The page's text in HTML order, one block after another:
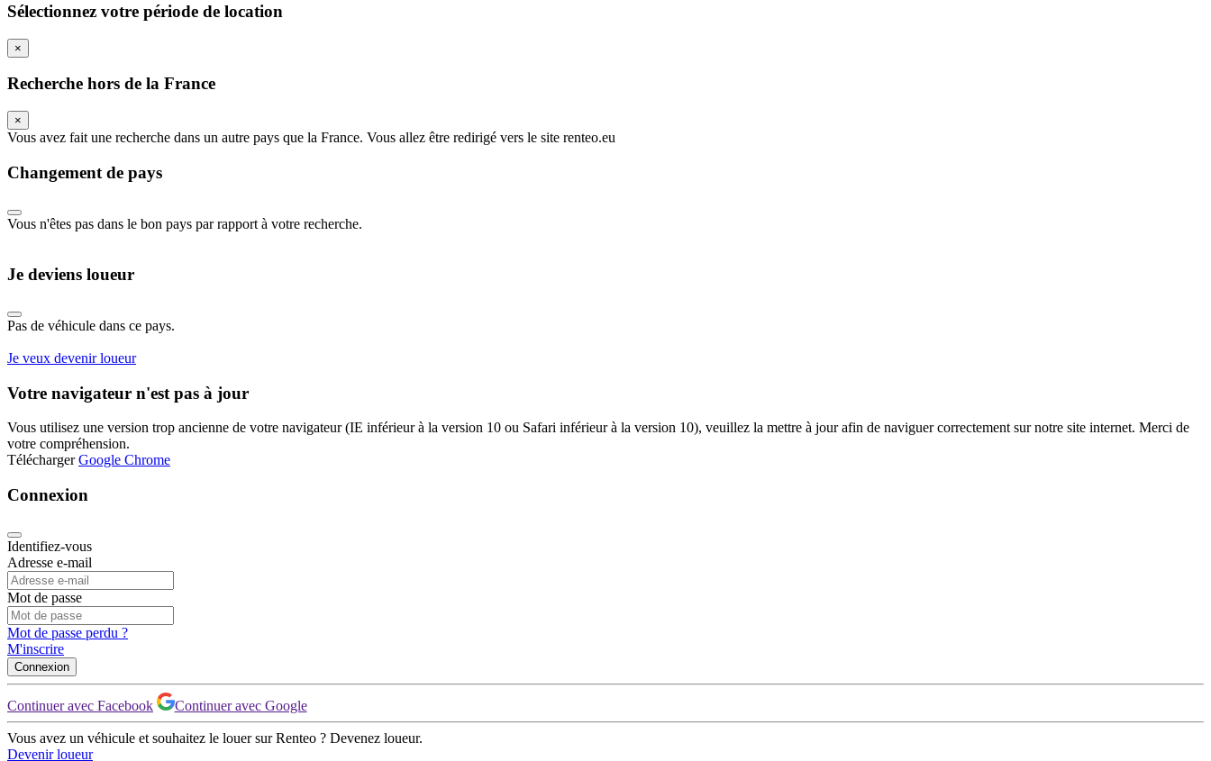
Sélectionnez votre période de location
×
Recherche hors de la France
×
Vous avez fait une recherche dans un autre pays que la France. Vous allez être redirigé vers le site renteo.eu
Changement de pays
Vous n'êtes pas dans le bon pays par rapport à votre recherche.
Je deviens loueur
Pas de véhicule dans ce pays.
Je veux devenir loueur
Votre navigateur n'est pas à jour
Vous utilisez une version trop ancienne de votre navigateur (IE inférieur à la version 10 ou Safari inférieur à la version 10), veuillez la mettre à jour afin de naviguer correctement sur notre site internet. Merci de
votre compréhension.
TéléchargerGoogle Chrome
Connexion
Identifiez-vous
Adresse e-mail
Mot de passe
Mot de passe perdu ?
M'inscrire
Connexion
Continuer avec Facebook Continuer avec Google
Vous avez un véhicule et souhaitez le louer sur Renteo ? Devenez loueur.
Devenir loueur